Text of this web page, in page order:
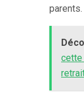
parents.
cette